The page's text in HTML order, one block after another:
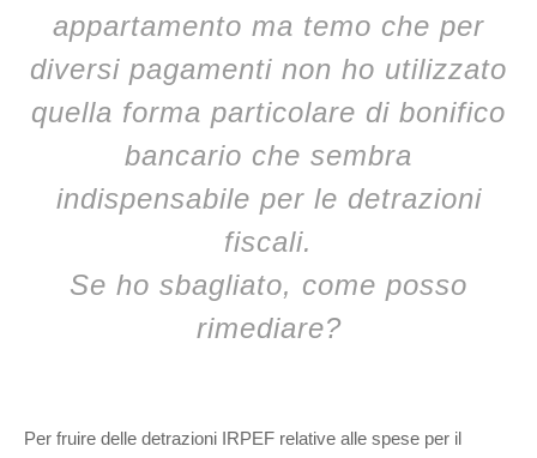
appartamento ma temo che per
diversi pagamenti non ho utilizzato
quella forma particolare di bonifico
bancario che sembra
indispensabile per le detrazioni
fiscali.
Se ho sbagliato, come posso
rimediare?
Per fruire delle detrazioni IRPEF relative alle spese per il